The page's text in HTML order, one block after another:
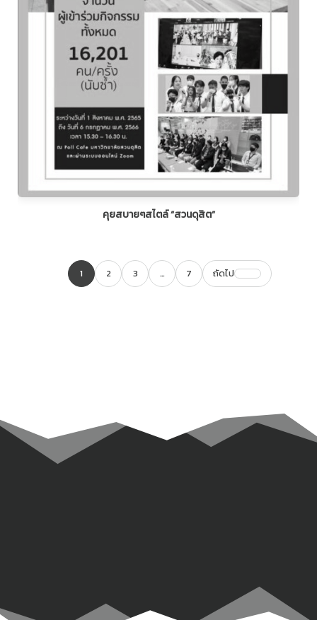
คุยสบายๆสไตล์ “สวนดุสิต”
1 2 3 … 7 ถัดไป